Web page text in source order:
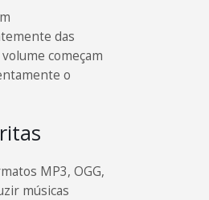
das
começam
o
MP3, OGG,
músicas